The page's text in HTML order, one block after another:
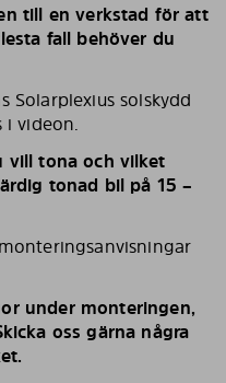
till en verkstad för att
fall behöver du
Solarplexius solskydd
i videon.
vill tona och vilket
tonad bil på 15 –
under monteringen,
oss gärna några